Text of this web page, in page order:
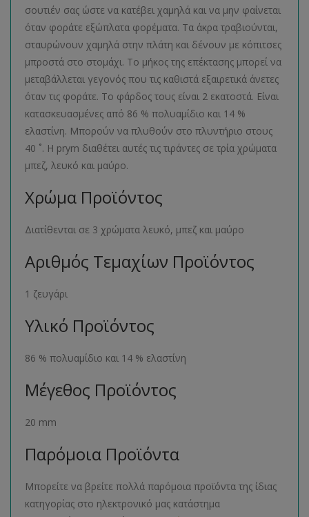
σουτιέν σας ώστε να κατέβει χαμηλά και να μην φαίνεται
όταν φοράτε εξώπλατα φορέματα. Τα άκρα τραβιούνται,
σταυρώνουν χαμηλά στην πλάτη και δένουν με κόπιτσες
μπροστά στο στομάχι. Το μήκος της επέκτασης μπορεί να
μεταβάλλεται γεγονός που τις καθιστά εξαιρετικά άνετες
όταν τις φοράτε. Το φάρδος τους είναι 2 εκατοστά. Είναι
κατασκευασμένες από 86 % πολυαμίδιο και 14 %
ελαστίνη. Μπορούν να πλυθούν στο πλυντήριο στους
40 ˚. Η prym διαθέτει αυτές τις τιράντες σε τρία χρώματα
μπεζ, λευκό και μαύρο.
Χρώμα Προϊόντος
Διατίθενται σε 3 χρώματα λευκό, μπεζ και μαύρο
Αριθμός Τεμαχίων Προϊόντος
1 ζευγάρι
Υλικό Προϊόντος
86 % πολυαμίδιο και 14 % ελαστίνη
Μέγεθος Προϊόντος
20 mm
Παρόμοια Προϊόντα
Μπορείτε να βρείτε πολλά παρόμοια προϊόντα της ίδιας
κατηγορίας στο ηλεκτρονικό μας κατάστημα